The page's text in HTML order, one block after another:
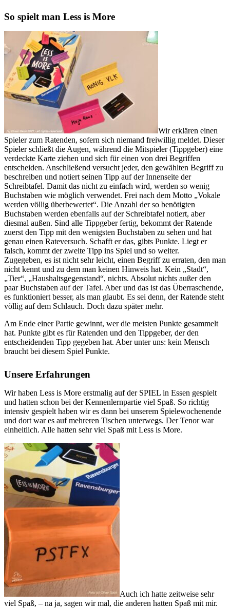
So spielt man Less is More
Wir erklären einen
Spieler zum Ratenden, sofern sich niemand freiwillig meldet. Dieser
Spieler schließt die Augen, während die Mitspieler (Tippgeber) eine
verdeckte Karte ziehen und sich für einen von drei Begriffen
entscheiden. Anschließend versucht jeder, den gewählten Begriff zu
beschreiben und notiert seinen Tipp auf der Innenseite der
Schreibtafel. Damit das nicht zu einfach wird, werden so wenig
Buchstaben wie möglich verwendet. Frei nach dem Motto „Vokale
werden völlig überbewertet“. Die Anzahl der so benötigten
Buchstaben werden ebenfalls auf der Schreibtafel notiert, aber
diesmal außen. Sind alle Tippgeber fertig, bekommt der Ratende
zuerst den Tipp mit den wenigsten Buchstaben zu sehen und hat
genau einen Rateversuch. Schafft er das, gibts Punkte. Liegt er
falsch, kommt der zweite Tipp ins Spiel und so weiter.
Zugegeben, es ist nicht sehr leicht, einen Begriff zu erraten, den man
nicht kennt und zu dem man keinen Hinweis hat. Kein „Stadt“,
„Tier“, „Haushaltsgegenstand“, nichts. Absolut nichts außer den
paar Buchstaben auf der Tafel. Aber und das ist das Überraschende,
es funktioniert besser, als man glaubt. Es sei denn, der Ratende steht
völlig auf dem Schlauch. Doch dazu später mehr.
Am Ende einer Partie gewinnt, wer die meisten Punkte gesammelt
hat. Punkte gibt es für Ratenden und den Tippgeber, der den
entscheidenden Tipp gegeben hat. Aber unter uns: kein Mensch
braucht bei diesem Spiel Punkte.
Unsere Erfahrungen
Wir haben Less is More erstmalig auf der SPIEL in Essen gespielt
und hatten schon bei der Kennenlernpartie viel Spaß. So richtig
intensiv gespielt haben wir es dann bei unserem Spielewochenende
und dort war es auf mehreren Tischen unterwegs. Der Tenor war
einheitlich. Alle hatten sehr viel Spaß mit Less is More.
Auch ich hatte zeitweise sehr
viel Spaß, – na ja, sagen wir mal, die anderen hatten Spaß mit mir.